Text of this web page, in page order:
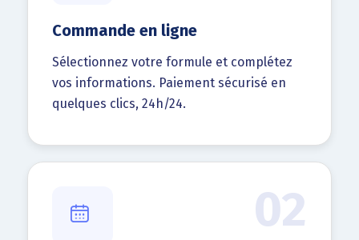
Commande en ligne
Sélectionnez votre formule et complétez
vos informations. Paiement sécurisé en
quelques clics, 24h/24.
02